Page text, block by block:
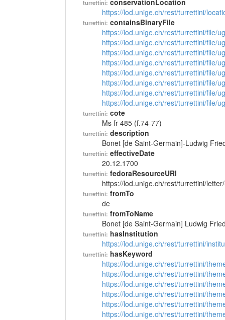
turrettini: conservationLocation
https://lod.unige.ch/rest/turrettini/
turrettini: containsBinaryFile
https://lod.unige.ch/rest/turrettini/file/
https://lod.unige.ch/rest/turrettini/file/
https://lod.unige.ch/rest/turrettini/file/
https://lod.unige.ch/rest/turrettini/file/
https://lod.unige.ch/rest/turrettini/file/
https://lod.unige.ch/rest/turrettini/file/
https://lod.unige.ch/rest/turrettini/file/
https://lod.unige.ch/rest/turrettini/file/
turrettini: cote
Ms fr 485 (f.74-77)
turrettini: description
Bonet [de Saint-Germain]-Ludwig
turrettini: effectiveDate
20.12.1700
turrettini: fedoraResourceURI
https://lod.unige.ch/rest/turrettini/
turrettini: fromTo
de
turrettini: fromToName
Bonet [de Saint-Germain] Ludwig
turrettini: hasInstitution
https://lod.unige.ch/rest/turrettini/
turrettini: hasKeyword
https://lod.unige.ch/rest/turrettini/
https://lod.unige.ch/rest/turrettini/
https://lod.unige.ch/rest/turrettini/
https://lod.unige.ch/rest/turrettini/
https://lod.unige.ch/rest/turrettini/
https://lod.unige.ch/rest/turrettini/